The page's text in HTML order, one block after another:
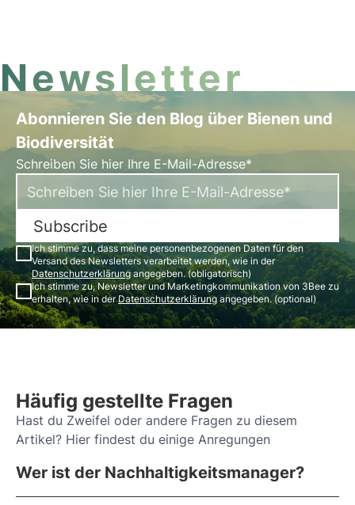
Newsletter
Abonnieren Sie den Blog über Bienen und
Biodiversität
Schreiben Sie hier Ihre E-Mail-Adresse*
Subscribe
Ich stimme zu, dass meine personenbezogenen Daten für den
Versand des Newsletters verarbeitet werden, wie in der
Datenschutzerklärungangegeben. (obligatorisch)
Ich stimme zu, Newsletter und Marketingkommunikation von 3Bee zu
erhalten, wie in derDatenschutzerklärungangegeben. (optional)
Häufig gestellte Fragen
Hast du Zweifel oder andere Fragen zu diesem
Artikel? Hier findest du einige Anregungen
Wer ist der Nachhaltigkeitsmanager?